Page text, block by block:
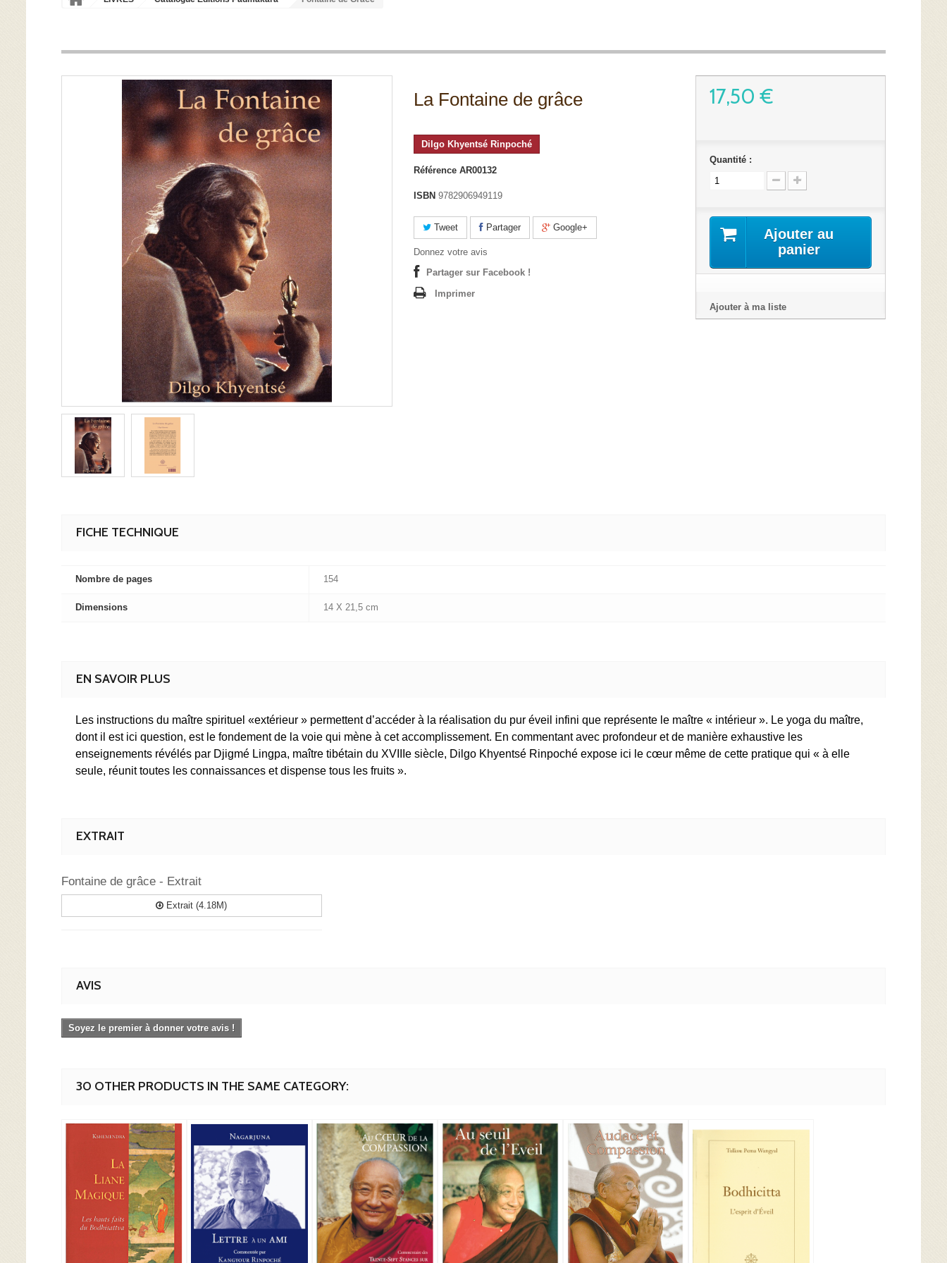
La Fontaine de grâce
Dilgo Khyentsé Rinpoché
Référence AR00132
ISBN 9782906949119
Tweet Partager Google+
Donnez votre avis
Partager sur Facebook !
Imprimer
17,50 €
Quantité :
Ajouter au
panier
Ajouter à ma liste
FICHE TECHNIQUE
Nombre de pages 154
Dimensions 14 X 21,5 cm
EN SAVOIR PLUS
Les instructions du maître spirituel «extérieur » permettent d’accéder à la réalisation du pur éveil infini que représente le maître « intérieur ». Le yoga du maître,
dont il est ici question, est le fondement de la voie qui mène à cet accomplissement. En commentant avec profondeur et de manière exhaustive les
enseignements révélés par Djigmé Lingpa, maître tibétain du XVIIIe siècle, Dilgo Khyentsé Rinpoché expose ici le cœur même de cette pratique qui « à elle
seule, réunit toutes les connaissances et dispense tous les fruits ».
EXTRAIT
Fontaine de grâce - Extrait
Extrait (4.18M)
AVIS
Soyez le premier à donner votre avis !
30 OTHER PRODUCTS IN THE SAME CATEGORY: